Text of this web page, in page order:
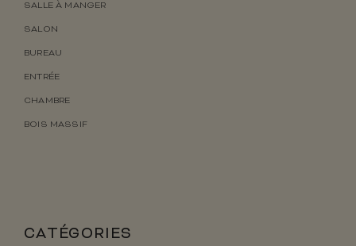
SALLE À MANGER
SALON
BUREAU
ENTRÉE
CHAMBRE
BOIS MASSIF
CATÉGORIES